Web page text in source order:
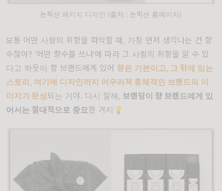
논픽션 패키지 디자인 (출처 : 논픽션 홈페이지)
보통 어떤 사람의 취향을 파악할 때, 가장 먼저 생각나는 건 향
수잖아? ‘어떤 향수를 쓰냐’에 따라 그 사람의 취향을 알 수 있
다고 하듯이 향 브랜드에게 있어 향은 기본이고, 그 뒤에 있는
스토리, 여기에 디자인까지 어우러져 총체적인 브랜드의 이
미지가 완성되는 거야. 다시 말해, 브랜딩이 향 브랜드에게 있
어서는 절대적으로 중요한 거지💡